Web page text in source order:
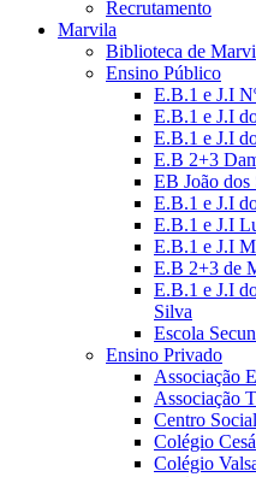
Recrutamento
Marvila
Biblioteca de
Ensino Público
E.B.1 e J.I
E.B.1 e J.I
E.B.1 e J.I
E.B 2+3
EB João dos
E.B.1 e J.I
E.B.1 e J.I
E.B.1 e J.I
E.B 2+3 de
E.B.1 e J.I
Silva
Escola
Ensino Privado
Associação
Associação
Centro
Colégio
Colégio